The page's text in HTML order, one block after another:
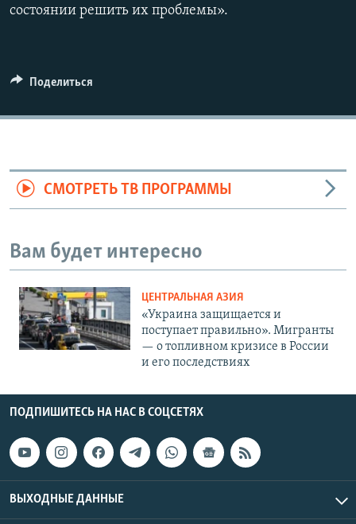
состоянии решить их проблемы».
Поделиться
СМОТРЕТЬ ТВ ПРОГРАММЫ
Вам будет интересно
ЦЕНТРАЛЬНАЯ АЗИЯ
«Украина защищается и
поступает правильно». Мигранты
— о топливном кризисе в России
и его последствиях
ПОДПИШИТЕСЬ НА НАС В СОЦСЕТЯХ
ВЫХОДНЫЕ ДАННЫЕ